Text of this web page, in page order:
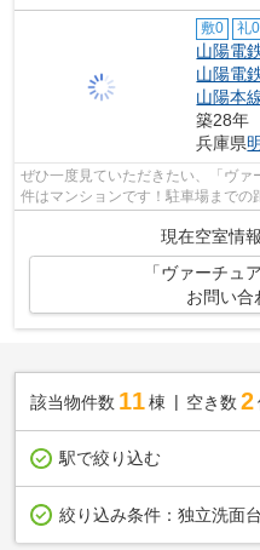
敷0 礼0
山陽電
山陽電
山陽本
築28年
兵庫県
ぜひ一度見ていただきたい、「ヴ
件はマンションです！駐車場まで
現在空室情
「ヴァーチュ
お問い合
該当物件数 11棟 空き数 2
駅で絞り込む
絞り込み条件： 独立洗面台